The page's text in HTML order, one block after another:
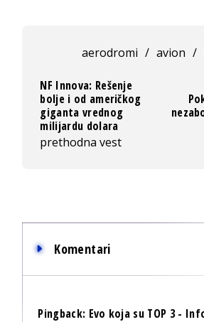
aerodromi / avion /
NF Innova: Rešenje
bolje i od američkog
giganta vrednog
milijardu dolara
prethodna vest
Komentari
Pingback: Evo koja su TOP 3 -